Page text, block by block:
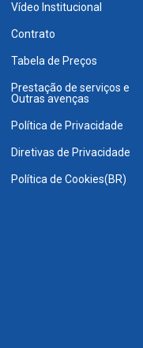
Vídeo Institucional
Contrato
Tabela de Preços
Prestação de serviços e
Outras avenças
Política de Privacidade
Diretivas de Privacidade
Política de Cookies(BR)